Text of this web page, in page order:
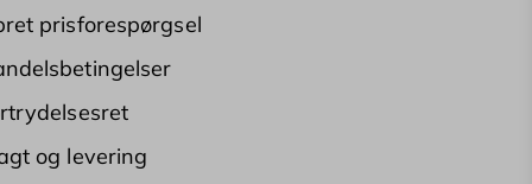
prisforespørgsel
og levering